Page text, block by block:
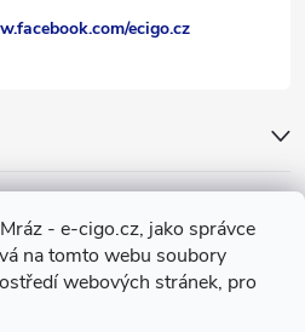
- e-cigo.cz, jako správce
na tomto webu soubory
webových stránek, pro
ecigo.cz